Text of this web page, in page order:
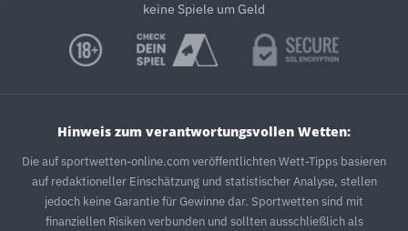
keine Spiele um Geld
Hinweis zum verantwortungsvollen Wetten:
Die auf sportwetten-online.com veröffentlichten Wett-Tipps basieren
auf redaktioneller Einschätzung und statistischer Analyse, stellen
jedoch keine Garantie für Gewinne dar. Sportwetten sind mit
finanziellen Risiken verbunden und sollten ausschließlich als